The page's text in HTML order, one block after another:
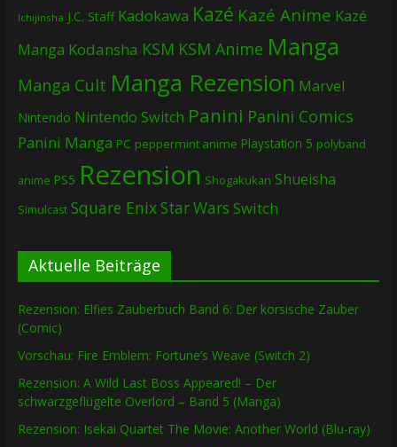
Ichijinsha J.C. Staff Kadokawa Kazé Kazé Anime Kazé
Manga Kodansha KSM KSM Anime Manga
Manga Cult Manga Rezension Marvel
Nintendo Nintendo Switch Panini Panini Comics
Panini Manga PC peppermint anime Playstation 5 polyband
anime PS5 Rezension Shogakukan Shueisha
Simulcast Square EnixStar Wars Switch
Aktuelle Beiträge
Rezension: Elfies Zauberbuch Band 6: Der korsische Zauber
(Comic)
Vorschau: Fire Emblem: Fortune’s Weave (Switch 2)
Rezension: A Wild Last Boss Appeared! – Der
schwarzgeflügelte Overlord – Band 5 (Manga)
Rezension: Isekai Quartet The Movie: Another World (Blu-ray)